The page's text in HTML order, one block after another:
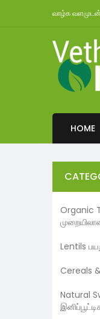
வாழ்க
HOME
Organic
Lentils
Cereals
Natural